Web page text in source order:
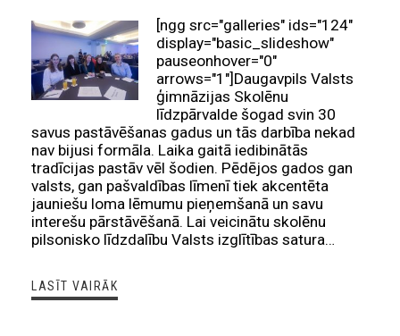
[ngg src="galleries" ids="124"
display="basic_slideshow"
pauseonhover="0"
arrows="1"]Daugavpils Valsts
ģimnāzijas Skolēnu
līdzpārvalde šogad svin 30
savus pastāvēšanas gadus un tās darbība nekad
nav bijusi formāla. Laika gaitā iedibinātās
tradīcijas pastāv vēl šodien. Pēdējos gados gan
valsts, gan pašvaldības līmenī tiek akcentēta
jauniešu loma lēmumu pieņemšanā un savu
interešu pārstāvēšanā. Lai veicinātu skolēnu
pilsonisko līdzdalību Valsts izglītības satura…
LASĪT VAIRĀK